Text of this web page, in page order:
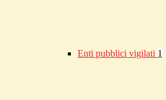
Enti pubblici vigilati 1